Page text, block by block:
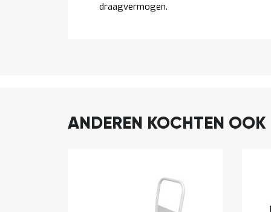
draagvermogen.
ANDEREN KOCHTEN OOK